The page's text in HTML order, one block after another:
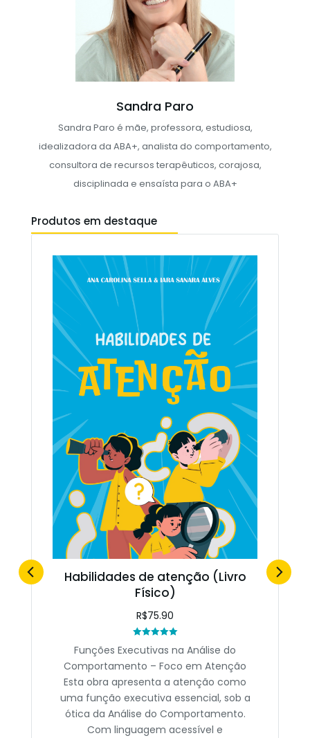
Sandra Paro
Sandra Paro é mãe, professora, estudiosa,
idealizadora da ABA+, analista do comportamento,
consultora de recursos terapêuticos, corajosa,
disciplinada e ensaísta para o ABA+
Produtos em destaque
Habilidades de atenção (Livro
Físico)
R$75.90
0
of
Funções Executivas na Análise do
Comportamento – Foco em Atenção
Esta obra apresenta a atenção como
uma função executiva essencial, sob a
ótica da Análise do Comportamento.
Com linguagem acessível e